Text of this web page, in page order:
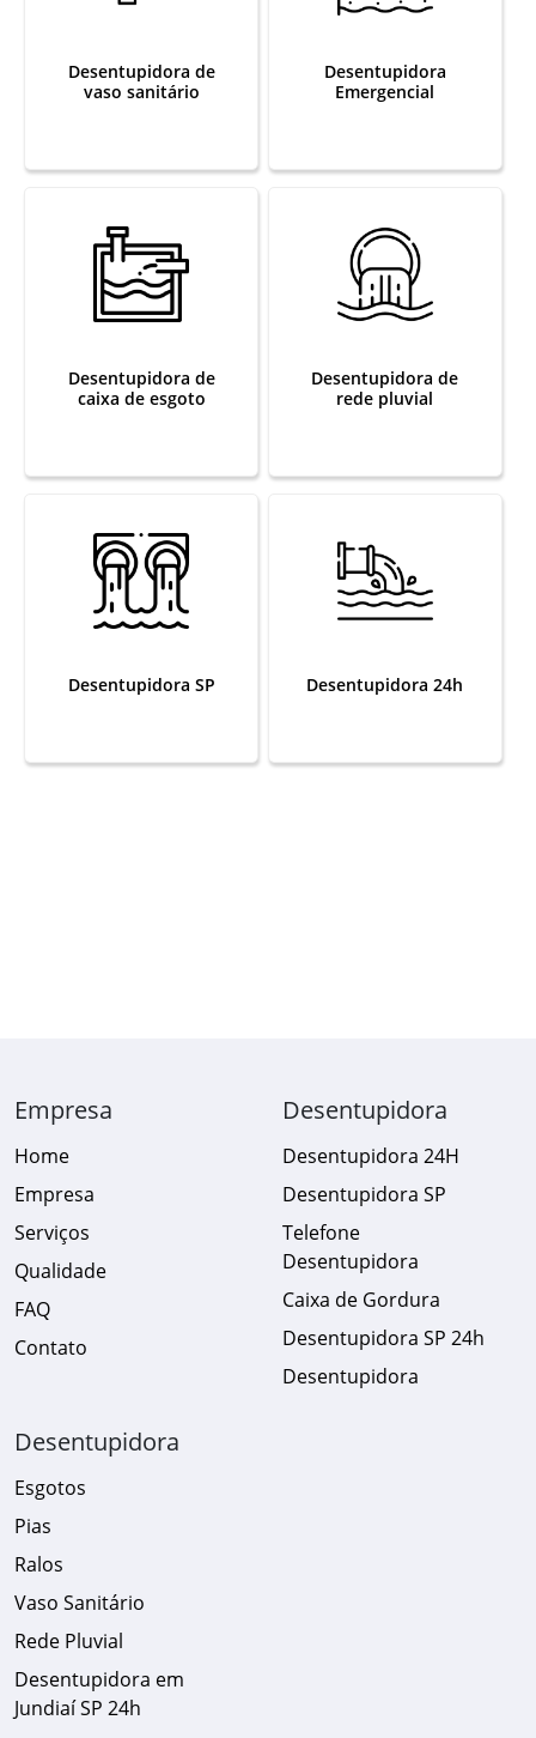
Desentupidora de
vaso sanitário
Desentupidora
Emergencial
Desentupidora de
caixa de esgoto
Desentupidora de
rede pluvial
Desentupidora SP Desentupidora 24h
Empresa
Home
Empresa
Serviços
Qualidade
FAQ
Contato
Desentupidora
Desentupidora 24H
Desentupidora SP
Telefone
Desentupidora
Caixa de Gordura
Desentupidora SP 24h
Desentupidora
Desentupidora
Esgotos
Pias
Ralos
Vaso Sanitário
Rede Pluvial
Desentupidora em
Jundiaí SP 24h